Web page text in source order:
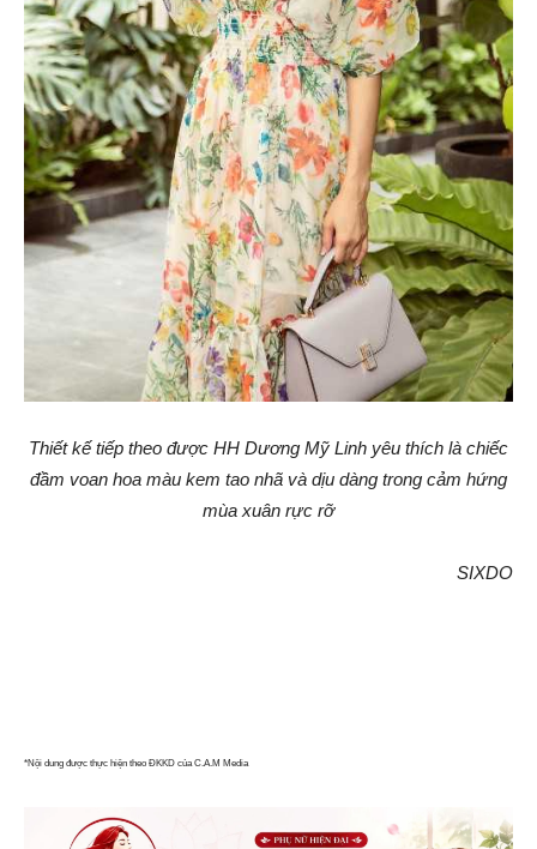
Thiết kế tiếp theo được HH Dương Mỹ Linh yêu thích là chiếc
đầm voan hoa màu kem tao nhã và dịu dàng trong cảm hứng
mùa xuân rực rỡ
SIXDO
*Nội dung được thực hiện theo ĐKKD của C.A.M Media